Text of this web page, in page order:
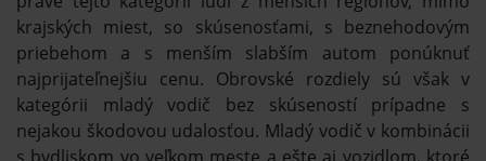
krajských miest, so skúsenosťami, s beznehodovým
priebehom a s menším slabším autom ponúknuť
najprijateľnejšiu cenu. Obrovské rozdiely sú však v
kategórii mladý vodič bez skúseností prípadne s
nejakou škodovou udalosťou. Mladý vodič v kombinácii